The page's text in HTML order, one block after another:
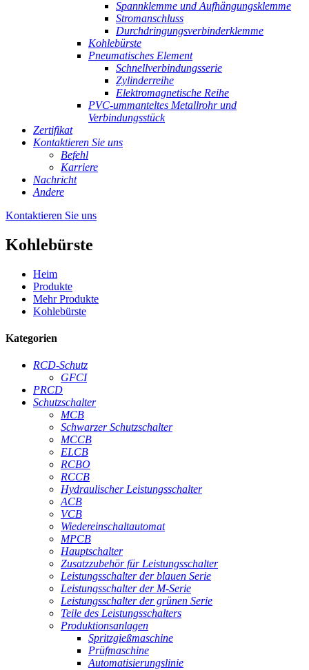
Spannklemme und Aufhängungsklemme
Stromanschluss
Durchdringungsverbinderklemme
Kohlebürste
Pneumatisches Element
Schnellverbindungsserie
Zylinderreihe
Elektromagnetische Reihe
PVC-ummanteltes Metallrohr und
Verbindungsstück
Zertifikat
Kontaktieren Sie uns
Befehl
Karriere
Nachricht
Andere
Kontaktieren Sie uns
Kohlebürste
Heim
Produkte
Mehr Produkte
Kohlebürste
Kategorien
RCD-Schutz
GFCI
PRCD
Schutzschalter
MCB
Schwarzer Schutzschalter
MCCB
ELCB
RCBO
RCCB
Hydraulischer Leistungsschalter
ACB
VCB
Wiedereinschaltautomat
MPCB
Hauptschalter
Zusatzzubehör für Leistungsschalter
Leistungsschalter der blauen Serie
Leistungsschalter der M-Serie
Leistungsschalter der grünen Serie
Teile des Leistungsschalters
Produktionsanlagen
Spritzgießmaschine
Prüfmaschine
Automatisierungslinie